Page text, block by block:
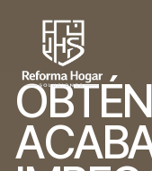
OBTÉN
ACAB